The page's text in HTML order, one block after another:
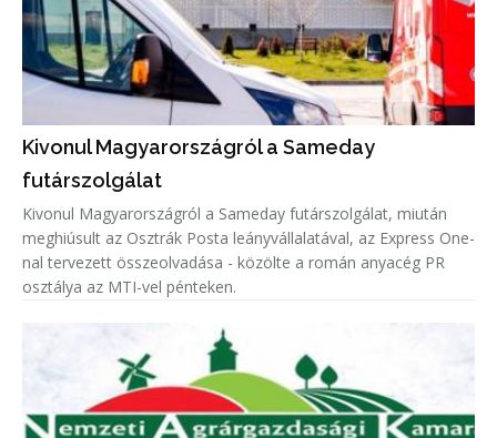
Kivonul Magyarországról a Sameday
futárszolgálat
Kivonul Magyarországról a Sameday futárszolgálat, miután
meghiúsult az Osztrák Posta leányvállalatával, az Express One-
nal tervezett összeolvadása - közölte a román anyacég PR
osztálya az MTI-vel pénteken.